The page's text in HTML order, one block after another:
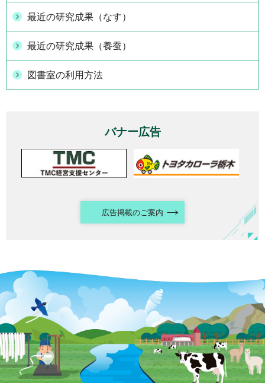
最近の研究成果（なす）
最近の研究成果（養蚕）
図書室の利用方法
バナー広告
広告掲載のご案内